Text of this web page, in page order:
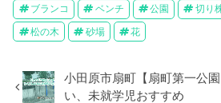
ブランコ ベンチ 公園 切り
松の木 砂場 花
小田原市扇町【扇町第一公
い、未就学児おすすめ